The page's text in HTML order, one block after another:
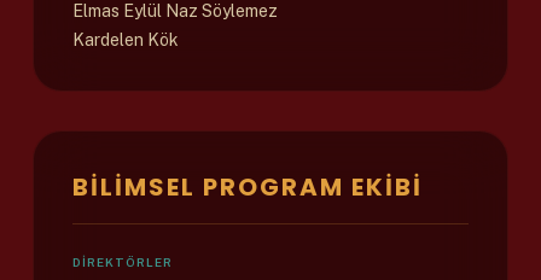
Elmas Eylül Naz Söylemez
Kardelen Kök
BILIMSEL PROGRAM EKIBI
DIREKTÖRLER